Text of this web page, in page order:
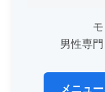
男性専
メニュ